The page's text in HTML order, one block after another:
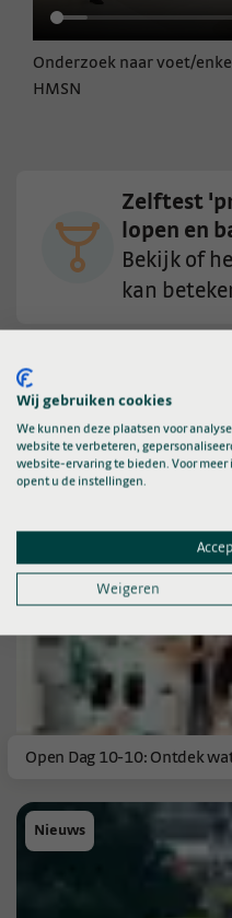
Onderzoek naar voet/
HMSN
Zelftest
lopen en
Bekijk of
kan
Nieuws en
Open Dag 10-10: Ontdek
Nieuws
Wij gebruiken cookies
We kunnen deze plaatsen voor
website te verbeteren,
website-ervaring te bieden. Voor
opent u de instellingen.
Weigeren